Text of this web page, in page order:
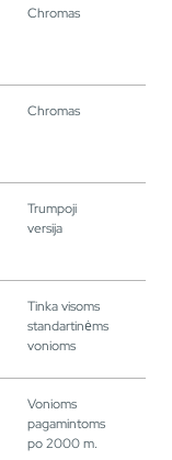
Chromas
Chromas
Trumpoji
versija
Tinka visoms
standartinėms
vonioms
Vonioms
pagamintoms
po 2000 m.